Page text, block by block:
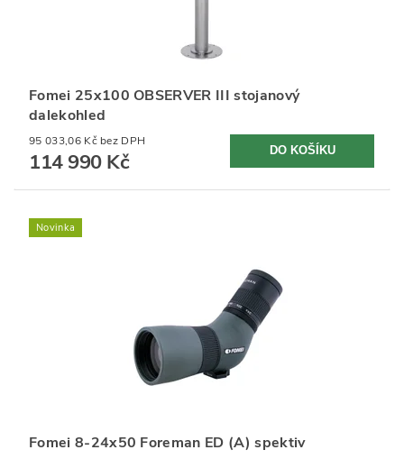
Fomei 25x100 OBSERVER III stojanový
dalekohled
95 033,06 Kč bez DPH
114 990 Kč
Novinka
Fomei 8-24x50 Foreman ED (A) spektiv